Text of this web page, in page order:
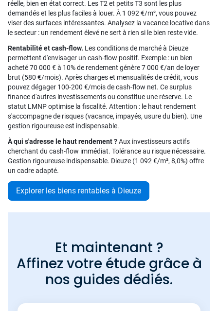
réelle, bien en état correct. Les T2 et petits T3 sont les plus
demandés et les plus faciles à louer. À 1 092 €/m², vous pouvez
viser des surfaces intéressantes. Analysez la vacance locative dans
le secteur : un rendement élevé ne sert à rien si le bien reste vide.
Rentabilité et cash-flow. Les conditions de marché à Dieuze
permettent d'envisager un cash-flow positif. Exemple : un bien
acheté 70 000 € à 10% de rendement génère 7 000 €/an de loyer
brut (580 €/mois). Après charges et mensualités de crédit, vous
pouvez dégager 100-200 €/mois de cash-flow net. Ce surplus
finance d'autres investissements ou constitue une réserve. Le
statut LMNP optimise la fiscalité. Attention : le haut rendement
s'accompagne de risques (vacance, impayés, usure du bien). Une
gestion rigoureuse est indispensable.
À qui s'adresse le haut rendement ?Aux investisseurs actifs
cherchant du cash-flow immédiat. Tolérance au risque nécessaire.
Gestion rigoureuse indispensable. Dieuze (1 092 €/m², 8,0%) offre
un cadre adapté.
Explorer les biens rentables à Dieuze
Et maintenant ?
Affinez votre étude grâce à
nos guides dédiés.